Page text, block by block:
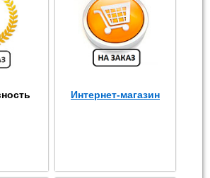
Интернет-магазин